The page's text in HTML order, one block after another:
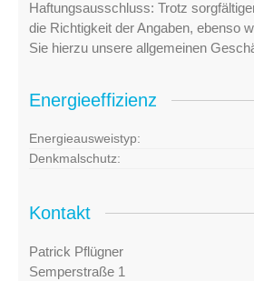
Haftungsausschluss: Trotz
die Richtigkeit der Angaben, ebenso
Sie hierzu unsere allgemeinen
Energieeffizienz
Energieausweistyp:
Denkmalschutz:
Kontakt
Patrick Pflügner
Semperstraße 1